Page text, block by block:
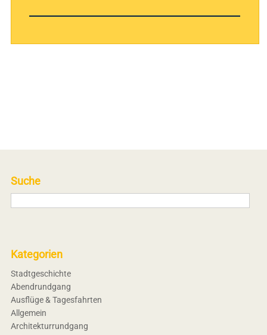
Suche
Kategorien
Stadtgeschichte
Abendrundgang
Ausflüge & Tagesfahrten
Allgemein
Architekturrundgang